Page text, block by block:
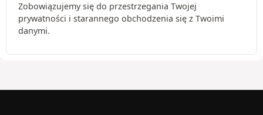
Zobowiązujemy się do przestrzegania Twojej
prywatności i starannego obchodzenia się z Twoimi
danymi.